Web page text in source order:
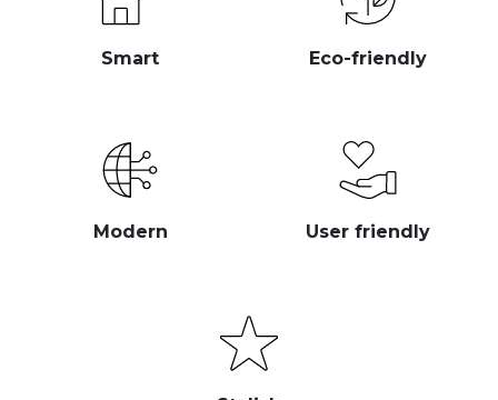
Smart Eco-friendly
Modern User friendly